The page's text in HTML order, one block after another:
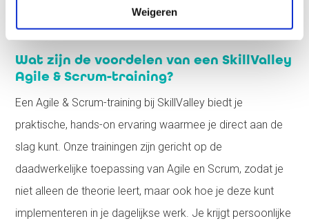
Weigeren
om in een dynamische werkomgeving het verschil te
maken.
Wat zijn de voordelen van een SkillValley
Agile & Scrum-training?
Een Agile & Scrum-training bij SkillValley biedt je
praktische, hands-on ervaring waarmee je direct aan de
slag kunt. Onze trainingen zijn gericht op de
daadwerkelijke toepassing van Agile en Scrum, zodat je
niet alleen de theorie leert, maar ook hoe je deze kunt
implementeren in je dagelijkse werk. Je krijgt persoonlijke